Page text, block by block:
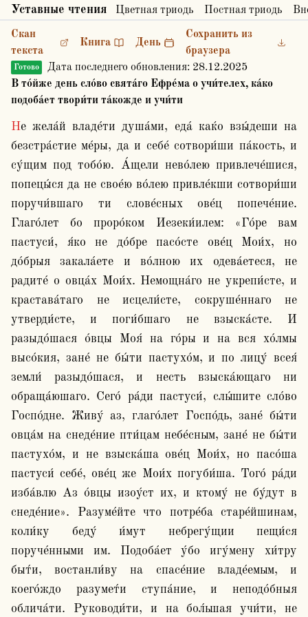
Уставные чтения Цветная триодь Постная триодь
Скан
текста
Книга День
Сохранить из
браузера
Готово Дата последнего обновления: 28.12.2025
В то́йже день сло́во свята́го Ефре́ма о учи́телех, ка́ко
подоба́ет твори́ти та́кожде и учи́ти
Не жела́й владе́ти душа́ми, еда́ каќо взы́деши на
безстра́стие ме́ры, да и себе́ сотвори́ши па́кость, и
су́щим под тобо́ю. А́щели нево́лею привлече́шися,
попецы́ся да не свое́ю во́лею привле́кши сотвори́ши
поручи́вшаго ти слове́сных ове́ц попече́ние.
Глаго́лет бо проро́ком Иезеки́илем: «Го́ре вам
пастуси́, я́ко не до́бре пасо́сте ове́ц Мои́х, но
до́брыя закала́ете и во́лною их одева́етеся, не
радите́ о овца́х Мои́х. Немощна́го не укрепи́сте, и
крастава́таго не исцели́сте, сокруше́ннаго не
утверди́сте, и поги́бшаго не взыска́сте. И
разыдо́шася о́вцы Моя́ на го́ры и на вся хо́лмы
высо́кия, зане́ не бы́ти пастухо́м, и по лицу́ всея́
земли́ разыдо́шася, и несть взыска́ющаго ни
обраща́юшаго. Сего́ ра́ди пастуси́, слы́шите сло́во
Госпо́дне. Живу́ аз, глаго́лет Госпо́дь, зане́ бы́ти
овца́м на снеде́ние пти́цам небе́сным, зане́ не бы́ти
пастухо́м, и не взыска́ша ове́ц Мои́х, но пасо́ша
пастуси́ себе́, ове́ц же Мои́х погуби́ша. Того́ ра́ди
изба́влю Аз о́вцы изоу́ст их, и ктому́ не бу́дут в
снеде́ние». Разуме́йте что потре́ба старе́йшинам,
коли́ку беду́ и́мут небрегу́щии пещи́ся
поруче́нными им. Подоба́ет у́бо игу́мену хи́тру
быт́и, востанли́ву на спасе́ние владе́емым, и
коего́ждо разумет́и ступа́ние, и неподо́бныя
облича́ти. Руководи́ти, и на бол́ьшая учи́ти, не